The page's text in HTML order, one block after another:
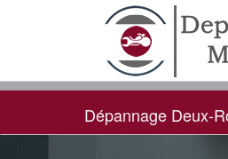
Dépannage Deux-